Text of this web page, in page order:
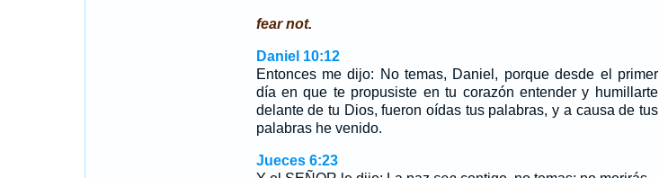
fear not.
Daniel 10:12
Entonces me dijo: No temas, Daniel, porque desde el primer
día en que te propusiste en tu corazón entender y humillarte
delante de tu Dios, fueron oídas tus palabras, y a causa de tus
palabras he venido.
Jueces 6:23